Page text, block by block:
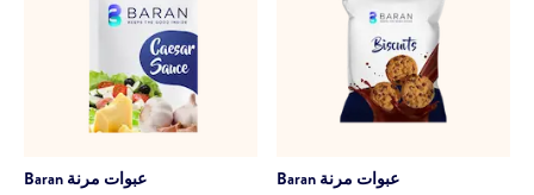
Baran عبوات مرنة Baran عبوات مرنة